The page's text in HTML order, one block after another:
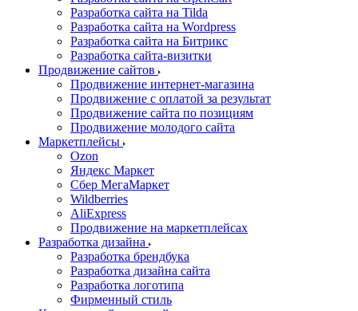
Разработка сайта на Tilda
Разработка сайта на Wordpress
Разработка сайта на Битрикс
Разработка сайта-визитки
Продвижение сайтов
Продвижение интернет-магазина
Продвижение с оплатой за результат
Продвижение сайта по позициям
Продвижение молодого сайта
Маркетплейсы
Ozon
Яндекс Маркет
Сбер МегаМаркет
Wildberries
AliExpress
Продвижение на маркетплейсах
Разработка дизайна
Разработка брендбука
Разработка дизайна сайта
Разработка логотипа
Фирменный стиль